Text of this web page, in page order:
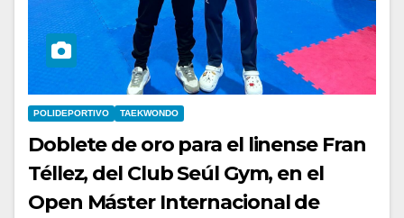
POLIDEPORTIVO TAEKWONDO
Doblete de oro para el linense Fran
Téllez, del Club Seúl Gym, en el
Open Máster Internacional de